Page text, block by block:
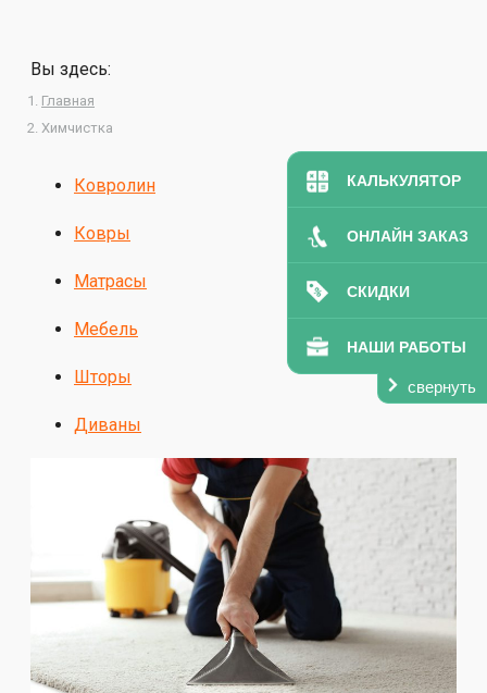
КАЛЬКУЛЯТОР
ОНЛАЙН ЗАКАЗ
СКИДКИ
НАШИ РАБОТЫ
свернуть
Вы здесь:
Главная
Химчистка
Ковролин
Ковры
Матрасы
Мебель
Шторы
Диваны